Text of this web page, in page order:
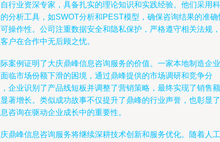
行业资深专家，具备扎实的理论知识和实践经验。他们采用科
分析工具，如SWOT分析和PEST模型，确保咨询结果的准确
操作性。公司注重数据安全和隐私保护，严格遵守相关法规，
户在合作中无后顾之忧。
案例证明了大庆鼎峰信息咨询服务的价值。一家本地制造企业
临市场份额下滑的困境，通过鼎峰提供的市场调研和竞争分
企业识别了产品线短板并调整了营销策略，最终实现了销售额
著增长。类似成功故事不仅提升了鼎峰的行业声誉，也彰显了
咨询在驱动企业成长中的重要性。
鼎峰信息咨询服务将继续深耕技术创新和服务优化。随着人工